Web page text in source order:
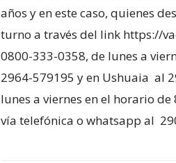
años y en este caso, quienes
turno a través del link https://
0800-333-0358, de lunes a
2964-579195 y en Ushuaia al
lunes a viernes en el horario
vía telefónica o whatsapp al